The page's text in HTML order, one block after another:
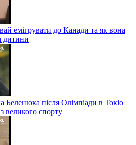
емігрувати до Канади та як вона
дитини
Беленюка після Олімпіади в Токіо
великого спорту